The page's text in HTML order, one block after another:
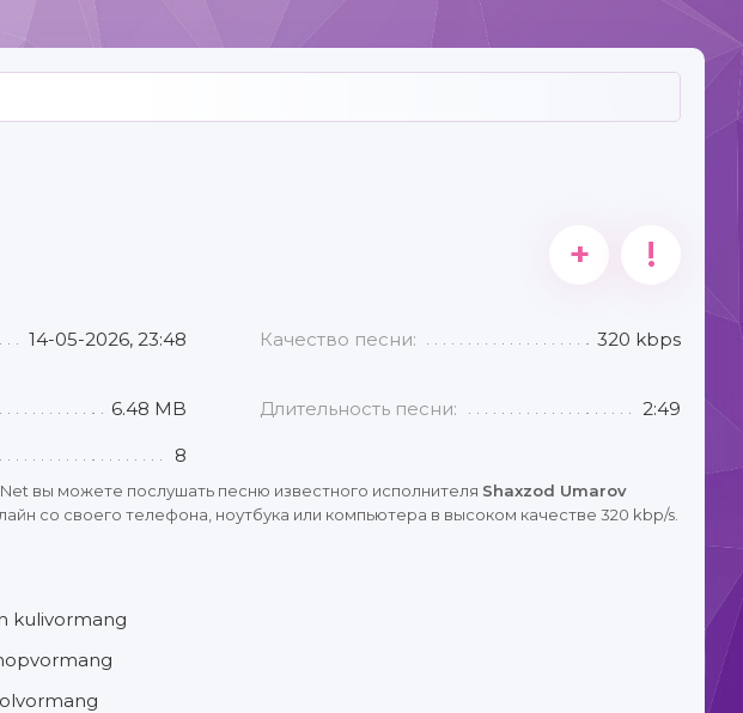
+ !
14-05-2026, 23:48 Качество песни: 320 kbps
6.48 MB Длительность песни: 2:49
8
вы можете послушать песню известного исполнителя Shaxzod Umarov
со своего телефона, ноутбука или компьютера в высоком качестве 320 kbp/s.
kulivormang